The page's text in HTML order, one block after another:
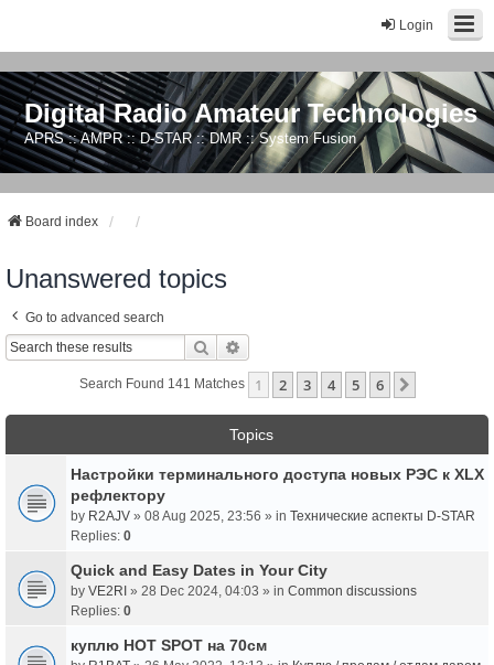
Login
Digital Radio Amateur Technologies
APRS :: AMPR :: D-STAR :: DMR :: System Fusion
Board index
Unanswered topics
Go to advanced search
Search
Search Found 141 Matches 1 2 3 4 5 6
Topics
Настройки терминального доступа новых РЭС к XLX
рефлектору
by R2AJV » 08 Aug 2025, 23:56 » in Технические аспекты D-STAR
Replies: 0
Quick and Easy Dates in Your City
by VE2RI » 28 Dec 2024, 04:03 » in Common discussions
Replies: 0
куплю HOT SPOT на 70см